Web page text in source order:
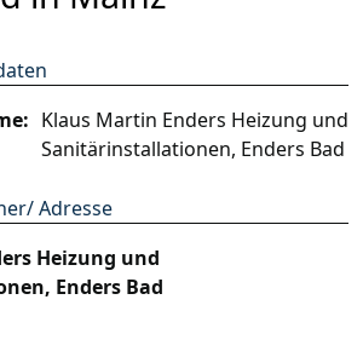
Klaus Martin Enders Heizung und
Sanitärinstallationen, Enders Bad
Adresse
Heizung und
Enders Bad